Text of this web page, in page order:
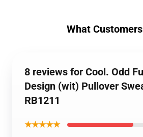
What
8 reviews for Cool. Odd
Design (wit) Pullover
RB1211
★★★★★